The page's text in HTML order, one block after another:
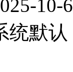
10-
统默认